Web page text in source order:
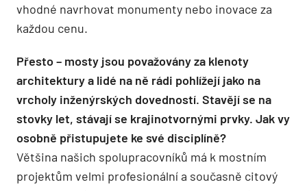
vhodné navrhovat monumenty nebo inovace za
každou cenu.
Přesto – mosty jsou považovány za klenoty
architektury a lidé na ně rádi pohlížejí jako na
vrcholy inženýrských dovedností. Stavějí se na
stovky let, stávají se krajinotvornými prvky. Jak vy
osobně přistupujete ke své disciplíně?
Většina našich spolupracovníků má k mostním
projektům velmi profesionální a současně citový